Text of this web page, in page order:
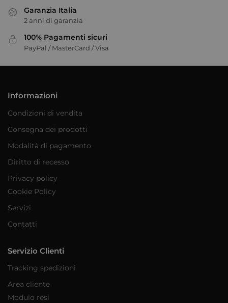
Garanzia Italia
2 anni di garanzia
100% Pagamenti sicuri
PayPal / MasterCard / Visa
Informazioni
Condizioni di vendita
Consegna dei prodotti
Modalità di pagamento
Diritto di recesso
Privacy policy
Cookie Policy
Servizi
Contatti
Servizio Clienti
Tracking spedizioni
Area cliente
Modulo resi